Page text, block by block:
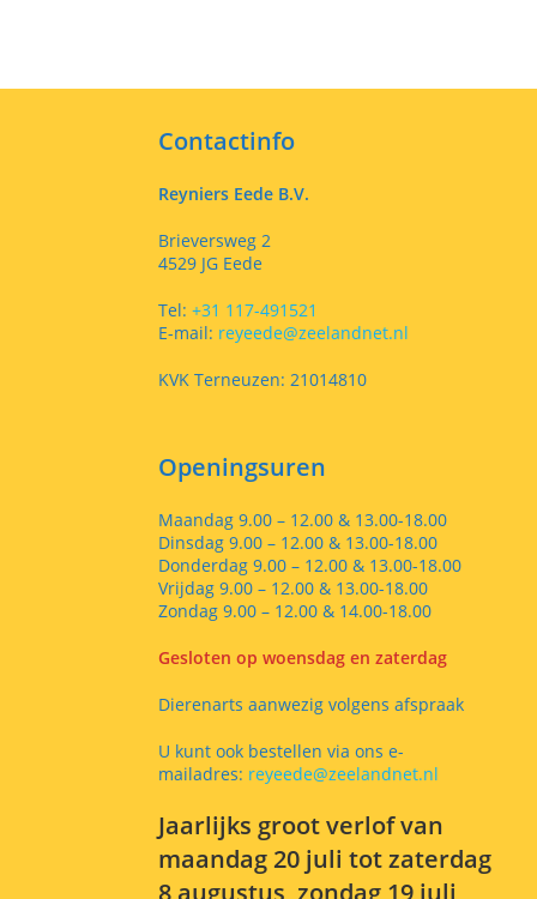
Contactinfo
Reyniers Eede B.V.
Brieversweg 2
4529 JG Eede
Tel: +31 117-491521
E-mail: reyeede@zeelandnet.nl
KVK Terneuzen: 21014810
Openingsuren
Maandag 9.00 – 12.00 & 13.00-18.00
Dinsdag 9.00 – 12.00 & 13.00-18.00
Donderdag 9.00 – 12.00 & 13.00-18.00
Vrijdag 9.00 – 12.00 & 13.00-18.00
Zondag 9.00 – 12.00 & 14.00-18.00
Gesloten op woensdag en zaterdag
Dierenarts aanwezig volgens afspraak
U kunt ook bestellen via ons e-
mailadres: reyeede@zeelandnet.nl
Jaarlijks groot verlof van
maandag 20 juli tot zaterdag
8 augustus, zondag 19 juli